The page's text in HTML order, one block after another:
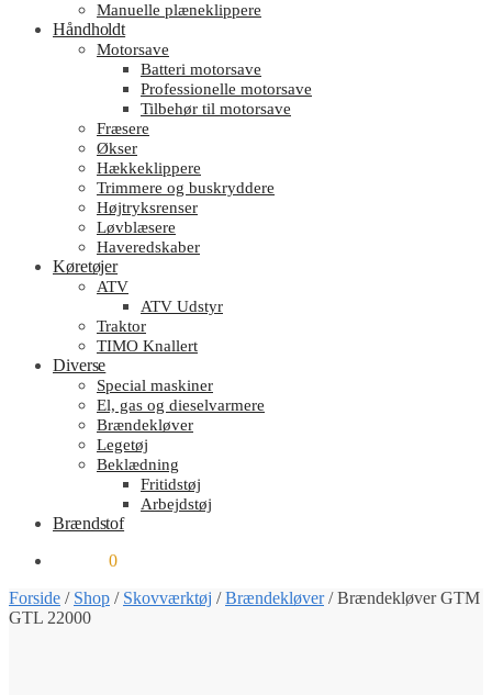
Manuelle plæneklippere
Håndholdt
Motorsave
Batteri motorsave
Professionelle motorsave
Tilbehør til motorsave
Fræsere
Økser
Hækkeklippere
Trimmere og buskryddere
Højtryksrenser
Løvblæsere
Haveredskaber
Køretøjer
ATV
ATV Udstyr
Traktor
TIMO Knallert
Diverse
Special maskiner
El, gas og dieselvarmere
Brændekløver
Legetøj
Beklædning
Fritidstøj
Arbejdstøj
Brændstof
0
Forside / Shop / Skovværktøj /Brændekløver/Brændekløver GTM
GTL 22000